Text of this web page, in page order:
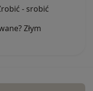
- srobić
Złym